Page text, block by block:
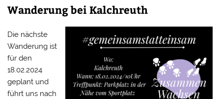
Wanderung bei Kalchreuth
Die nächste
Wanderung ist
für den
18.02.2024
geplant und
führt uns nach